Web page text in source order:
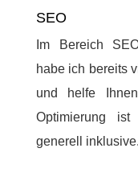
SEO
Im Bereich
habe ich bereits
und helfe
Optimierung
generell inklusive.